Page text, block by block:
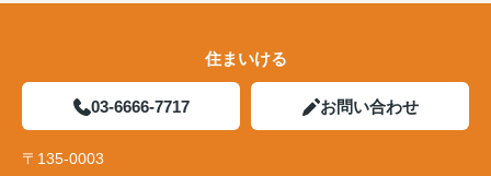
住まいける
03-6666-7717 お問い合わせ
〒135-0003